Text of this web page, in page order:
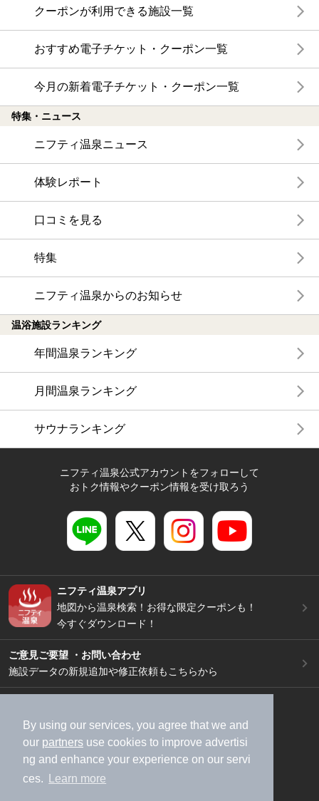
By using our services, you agree that we and
our partners use cookies to improve advertisi
ng and enhance your experience on our servi
ces.
Learn more
クーポンが利用できる施設一覧
おすすめ電子チケット・クーポン一覧
今月の新着電子チケット・クーポン一覧
特集・ニュース
ニフティ温泉ニュース
体験レポート
口コミを見る
特集
ニフティ温泉からのお知らせ
温浴施設ランキング
年間温泉ランキング
月間温泉ランキング
サウナランキング
ニフティ温泉公式アカウントをフォローして
おトク情報やクーポン情報を受け取ろう
ニフティ温泉アプリ
地図から温泉検索！お得な限定クーポンも！
今すぐダウンロード！
ご意見ご要望 ・お問い合わせ
施設データの新規追加や修正依頼もこちらから
加盟店募集（資料請求）
広告出稿のご案内
利用規約
ライフスタイルMEMBERS+規約
特定商取引法に基づく表記
ヘルプ
採用情報
運営会社